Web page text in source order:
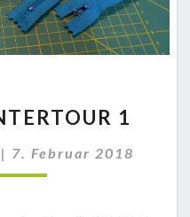
1
| 7. Februar 2018